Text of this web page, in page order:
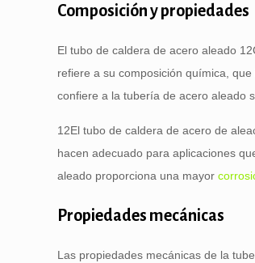
Composición y propiedades
El tubo de caldera de acero aleado
refiere a su composición química,
confiere a la tubería de acero aleado
12El tubo de caldera de acero de
hacen adecuado para aplicaciones
aleado proporciona una mayor
Propiedades mecánicas
Las propiedades mecánicas de la